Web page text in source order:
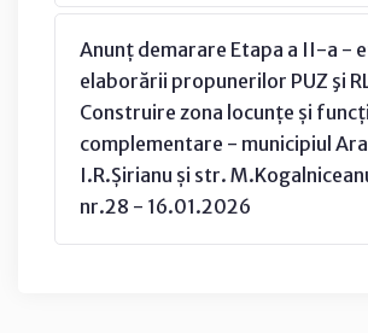
Anunț demarare Etapa a II-a -
elaborării propunerilor PUZ şi
Construire zona locunțe și
complementare - municipiul
I.R.Șirianu și str.
nr.28 - 16.01.2026